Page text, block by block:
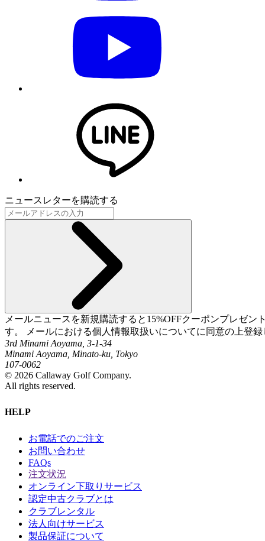
ニュースレターを購読する
メールニュースを新規購読すると15%OFFクーポンプレゼ
す。 メールにおける個人情報取扱いについてに同意の上登
3rd Minami Aoyama, 3-1-34
Minami Aoyama, Minato-ku, Tokyo
107-0062
© 2026 Callaway Golf Company.
All rights reserved.
HELP
お電話でのご注文
お問い合わせ
FAQs
注文状況
オンライン下取りサービス
認定中古クラブとは
クラブレンタル
法人向けサービス
製品保証について